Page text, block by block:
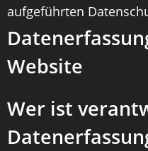
aufgeführten
Website
Wer ist